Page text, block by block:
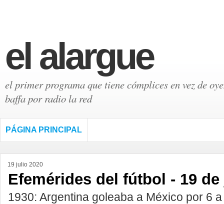
el alargue
el primer programa que tiene cómplices en vez de
baffa por radio la red
PÁGINA PRINCIPAL
19 julio 2020
Efemérides del fútbol - 19
1930: Argentina goleaba a México por 6